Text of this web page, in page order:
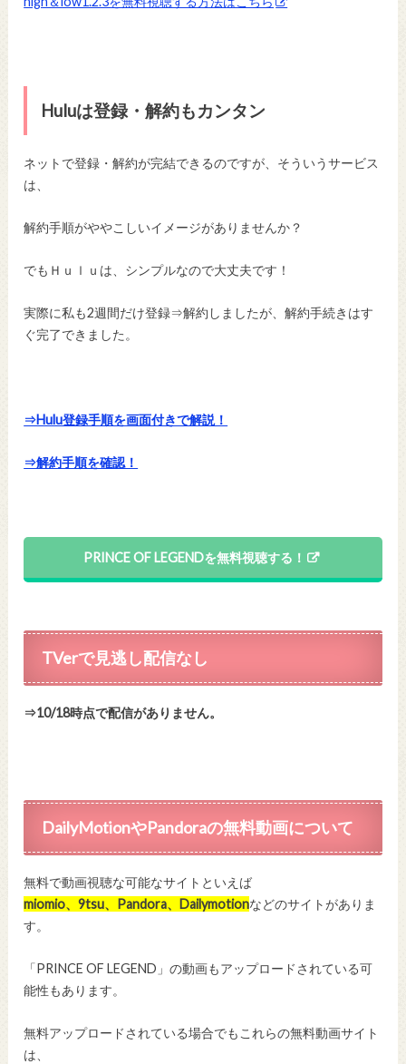
Huluは登録・解約もカンタン
ネットで登録・解約が完結できるのですが、そういうサービス
は、
解約手順がややこしいイメージがありませんか？
でもＨｕｌｕは、シンプルなので大丈夫です！
実際に私も2週間だけ登録⇒解約しましたが、解約手続きはす
ぐ完了できました。
⇒Hulu登録手順を画面付きで解説！
⇒解約手順を確認！
PRINCE OF LEGENDを無料視聴する！
TVerで見逃し配信なし
⇒10/18時点で配信がありません。
DailyMotionやPandoraの無料動画について
無料で動画視聴な可能なサイトといえば
miomio、9tsu、Pandora、Dailymotionなどのサイトがありま
す。
「PRINCE OF LEGEND」の動画もアップロードされている可
能性もあります。
無料アップロードされている場合でもこれらの無料動画サイト
は、